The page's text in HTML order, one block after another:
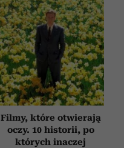
Filmy, które otwierają
oczy. 10 historii, po
których inaczej